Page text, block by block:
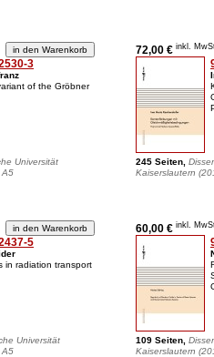
3
of the Gröbner
Universität
A5
5
in radiation transport
Universität
A5
72,00 € inkl.
245 Seiten,
Kaiserslautern
60,00 € inkl.
109 Seiten,
Kaiserslautern